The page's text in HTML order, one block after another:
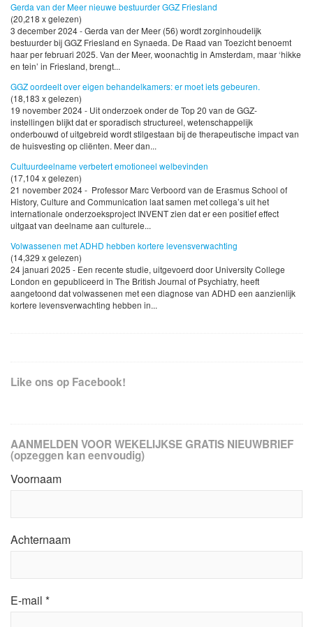
Gerda van der Meer nieuwe bestuurder GGZ Friesland
(20,218 x gelezen)
3 december 2024 - Gerda van der Meer (56) wordt zorginhoudelijk
bestuurder bij GGZ Friesland en Synaeda. De Raad van Toezicht benoemt
haar per februari 2025. Van der Meer, woonachtig in Amsterdam, maar ‘hikke
en tein’ in Friesland, brengt...
GGZ oordeelt over eigen behandelkamers: er moet iets gebeuren.
(18,183 x gelezen)
19 november 2024 - Uit onderzoek onder de Top 20 van de GGZ-
instellingen blijkt dat er sporadisch structureel, wetenschappelijk
onderbouwd of uitgebreid wordt stilgestaan bij de therapeutische impact van
de huisvesting op cliënten. Meer dan...
Cultuurdeelname verbetert emotioneel welbevinden
(17,104 x gelezen)
21 november 2024 - Professor Marc Verboord van de Erasmus School of
History, Culture and Communication laat samen met collega’s uit het
internationale onderzoeksproject INVENT zien dat er een positief effect
uitgaat van deelname aan culturele...
Volwassenen met ADHD hebben kortere levensverwachting
(14,329 x gelezen)
24 januari 2025 - Een recente studie, uitgevoerd door University College
London en gepubliceerd in The British Journal of Psychiatry, heeft
aangetoond dat volwassenen met een diagnose van ADHD een aanzienlijk
kortere levensverwachting hebben in...
Like ons op Facebook!
AANMELDEN VOOR WEKELIJKSE GRATIS NIEUWBRIEF
(opzeggen kan eenvoudig)
Voornaam
Achternaam
E-mail *